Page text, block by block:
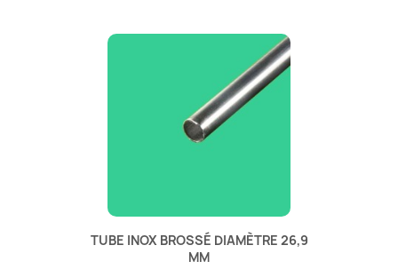
TUBE INOX BROSSÉ DIAMÈTRE 26,9
MM